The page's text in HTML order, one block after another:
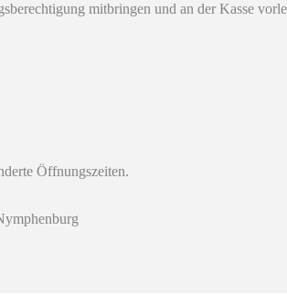
mitbringen und an der Kasse
Öffnungszeiten.